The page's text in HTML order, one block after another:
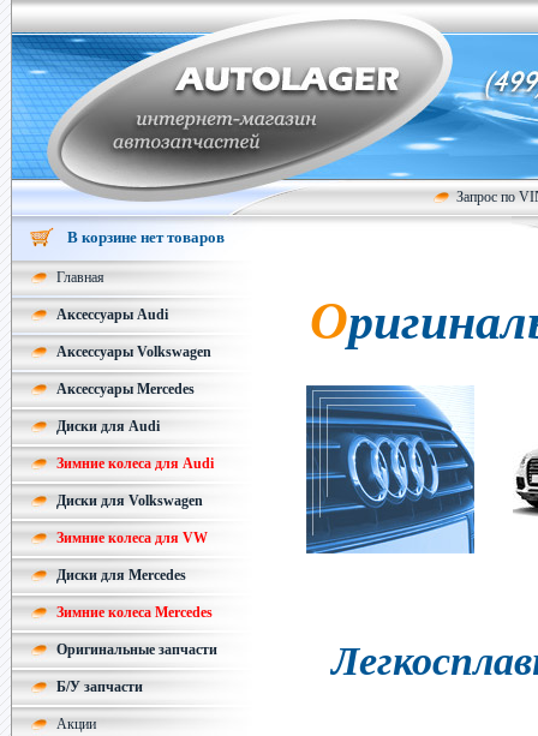
Запрос по
В корзине нет товаров
Главная
Аксессуары Audi
Аксессуары Volkswagen
Аксессуары Mercedes
Диски для Audi
Зимние колеса для Audi
Диски для Volkswagen
Зимние колеса для VW
Диски для Mercedes
Зимние колеса Mercedes
Оригинальные запчасти
Б/У запчасти
Акции